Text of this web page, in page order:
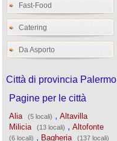
Fast-Food
Catering
Da Asporto
Città di provincia Palermo
Pagine per le città
Alia (5 locali) , Altavilla
Milicia
(13 locali) , Altofonte
(6 locali) , Bagheria (137 locali)